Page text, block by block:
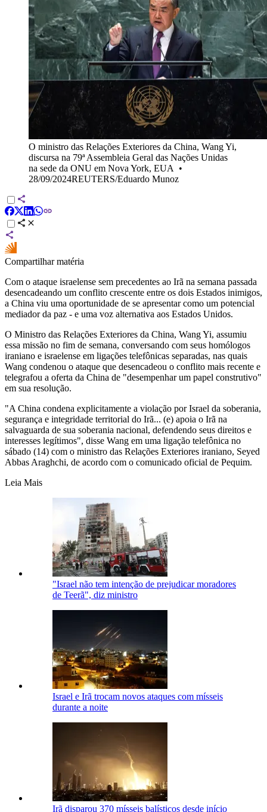
O ministro das Relações Exteriores da China, Wang Yi,
discursa na 79ª Assembleia Geral das Nações Unidas
na sede da ONU em Nova York, EUA
•
28/09/2024REUTERS/Eduardo Munoz
Compartilhar matéria
Com o ataque israelense sem precedentes ao Irã na semana passada
desencadeando um conflito crescente entre os dois Estados inimigos,
a China viu uma oportunidade de se apresentar como um potencial
mediador da paz - e uma voz alternativa aos Estados Unidos.
O Ministro das Relações Exteriores da China, Wang Yi, assumiu
essa missão no fim de semana, conversando com seus homólogos
iraniano e israelense em ligações telefônicas separadas, nas quais
Wang condenou o ataque que desencadeou o conflito mais recente e
telegrafou a oferta da China de "desempenhar um papel construtivo"
em sua resolução.
"A China condena explicitamente a violação por Israel da soberania,
segurança e integridade territorial do Irã... (e) apoia o Irã na
salvaguarda de sua soberania nacional, defendendo seus direitos e
interesses legítimos", disse Wang em uma ligação telefônica no
sábado (14) com o ministro das Relações Exteriores iraniano, Seyed
Abbas Araghchi, de acordo com o comunicado oficial de Pequim.
Leia Mais
"Israel não tem intenção de prejudicar moradores
de Teerã", diz ministro
Israel e Irã trocam novos ataques com mísseis
durante a noite
Irã disparou 370 mísseis balísticos desde início